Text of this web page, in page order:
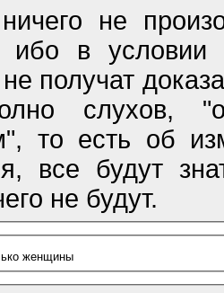
не
ибо в условии
получат
слухов,
то есть об
все будут
не будут.
женщины